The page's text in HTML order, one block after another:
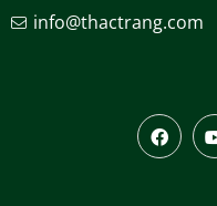
info@thactrang.com